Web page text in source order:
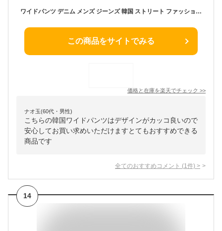
ワイドパンツ デニム メンズ ジーンズ 韓国 ストリート ファッション ルーズパンツ ボトムス おしゃれ オルチャンファッション 韓国服 デイリーコーデ ジェンダーレス korea
この商品をサイトでみる
価格と在庫を楽天でチェック >>
ナオ玉(60代・男性)
こちらの韓国ワイドパンツはデザインがカッコ良いので
安心してお買い求めいただけますとてもおすすめできる
商品です
全てのおすすめコメント (1 件) >
14